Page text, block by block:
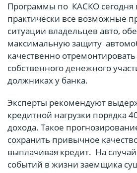
Программы по КАСКО сегодня
практически все возможные
ситуации владельцев авто,
максимальную защиту
качественно отремонтировать
собственного денежного
должниках у банка.
Эксперты рекомендуют
кредитной нагрузки порядка
дохода. Такое
сохранить привычное
выплачивая кредит. На
событий в жизни заемщика